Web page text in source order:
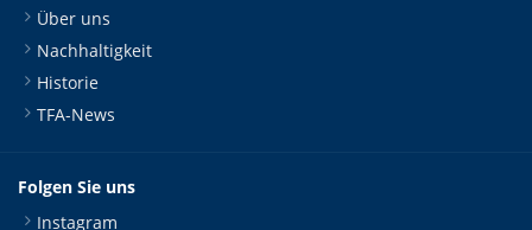
Über uns
Nachhaltigkeit
Historie
TFA-News
Folgen Sie uns
Instagram